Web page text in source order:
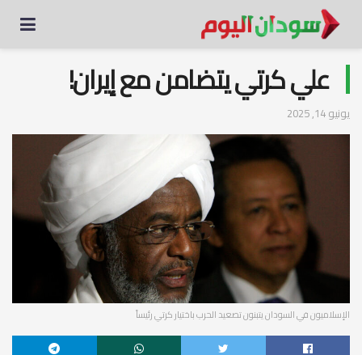
علي كرتي يتضامن مع إيران!
يونيو 14, 2025
الإسلاميون في السودان يتبنون تصعيد الحرب باختيار كرتي رئيساً